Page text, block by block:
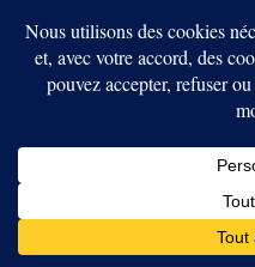
Gregoire
Grégoire Lacroix